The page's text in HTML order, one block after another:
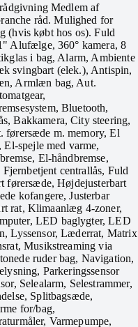
Medlem af
råd. Mulighed for
(hvis købt hos os). Fuld
Alufælge, 360° kamera, 8
i bag, Alarm, Ambiente
svingbart (elek.), Antispin,
Armlæn bag, Aut.
Bluetooth,
Bakkamera, City steering,
m. memory, El
spejle med varme,
El-håndbremse,
centrallås, Fuld
førersæde, Højdejusterbart
kofangere, Justerbar
rat, Klimaanlæg 4-zoner,
LED baglygter, LED
Lyssensor, Læderrat, Matrix
Musikstreaming via
ruder bag, Navigation,
Parkeringssensor
Selealarm, Selestrammer,
Splitbagsæde,
for/bag,
Varmepumpe,